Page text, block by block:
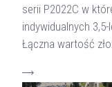
serii P2022C w
indywidualnych
Łączna wartość
czytaj więcej